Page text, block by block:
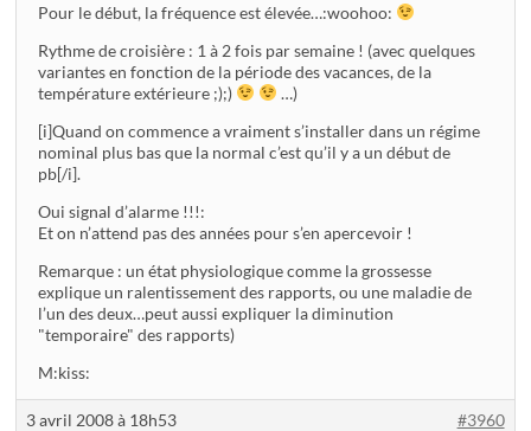
Pour le début, la fréquence est élevée…:woohoo:
Rythme de croisière : 1 à 2 fois par semaine ! (avec quelques
variantes en fonction de la période des vacances, de la
température extérieure ;);)
…)
[i]Quand on commence a vraiment s’installer dans un régime
nominal plus bas que la normal c’est qu’il y a un début de
pb[/i].
Oui signal d’alarme !!!:
Et on n’attend pas des années pour s’en apercevoir !
Remarque : un état physiologique comme la grossesse
explique un ralentissement des rapports, ou une maladie de
l’un des deux…peut aussi expliquer la diminution
"temporaire" des rapports)
M:kiss:
3 avril 2008 à 18h53 #3960